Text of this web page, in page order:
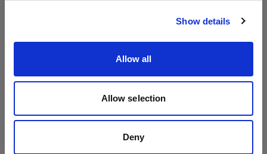
Show details
Allow all
Allow selection
Deny